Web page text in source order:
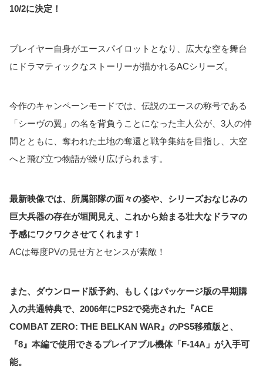
10/2に決定！
プレイヤー自身がエースパイロットとなり、広大な空を舞台
にドラマティックなストーリーが描かれるACシリーズ。
今作のキャンペーンモードでは、伝説のエースの称号である
「シーヴの翼」の名を背負うことになった主人公が、3人の仲
間とともに、奪われた土地の奪還と戦争集結を目指し、大空
へと飛び立つ物語が繰り広げられます。
最新映像では、所属部隊の面々の姿や、シリーズおなじみの
巨大兵器の存在が垣間見え、これから始まる壮大なドラマの
予感にワクワクさせてくれます！
ACは毎度PVの見せ方とセンスが素敵！
また、ダウンロード版予約、もしくはパッケージ版の早期購
入の共通特典で、2006年にPS2で発売された『ACE
COMBAT ZERO: THE BELKAN WAR』のPS5移殖版と、
『8』本編で使用できるプレイアブル機体「F-14A」が入手可
能。